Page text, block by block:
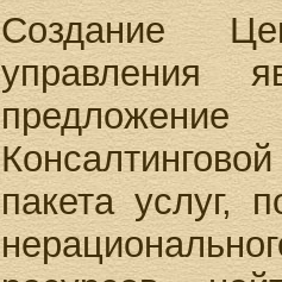
Создание
управления
пакета услуг,